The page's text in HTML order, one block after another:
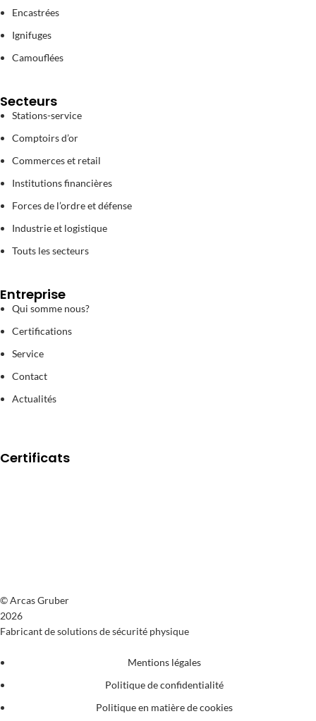
Encastrées
Ignifuges
Camouflées
Secteurs
Stations-service
Comptoirs d’or
Commerces et retail
Institutions financières
Forces de l’ordre et défense
Industrie et logistique
Touts les secteurs
Entreprise
Qui somme nous?
Certifications
Service
Contact
Actualités
Certificats
© Arcas Gruber
2026
Fabricant de solutions de sécurité physique
Mentions légales
Politique de confidentialité
Politique en matière de cookies